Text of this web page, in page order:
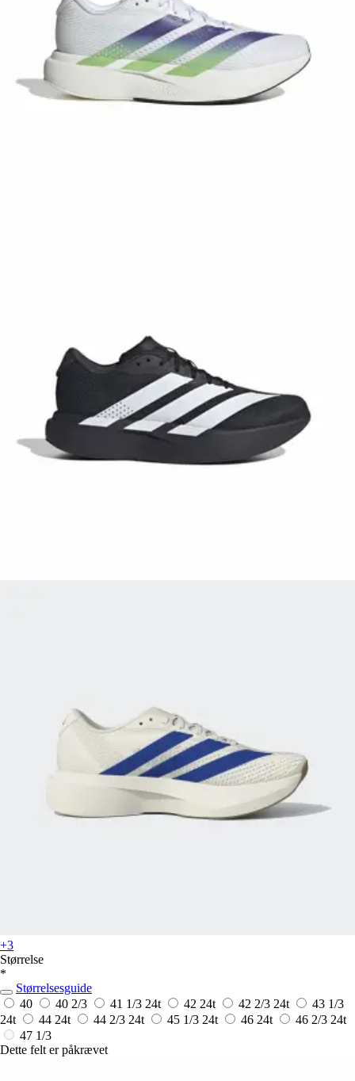
+3
Størrelse
*
Størrelsesguide
40
40 2/3 41 1/3 24t 42 24t 42 2/3 24t
43 1/3
24t
44 24t 44 2/3 24t 45 1/3 24t 46 24t 46 2/3 24t
47 1/3
Dette felt er påkrævet